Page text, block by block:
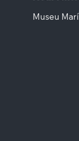
Museu